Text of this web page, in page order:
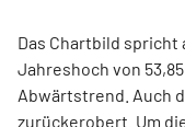
Das Chartbild spricht
Jahreshoch von
Abwärtstrend. Auch
zurückerobert. Um